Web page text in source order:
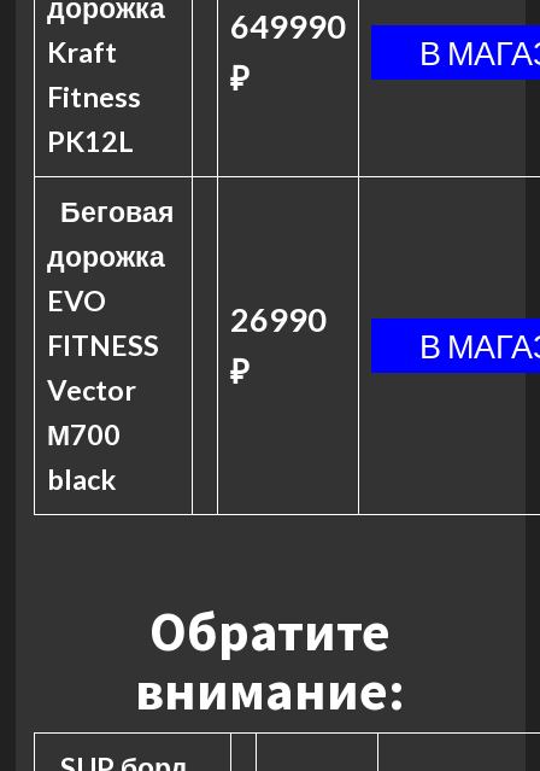
дорожка
Kraft
Fitness
PK12L
649990
₽
Беговая
дорожка
EVO
FITNESS
Vector
М700
black
26990
₽
Обратите
внимание: